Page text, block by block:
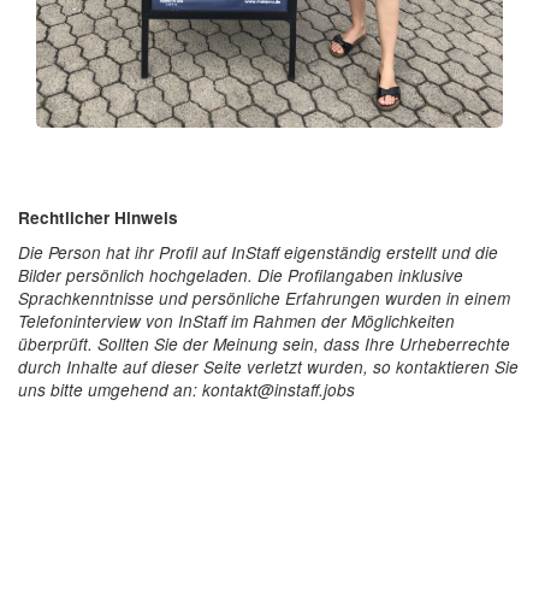
Rechtlicher Hinweis
Die Person hat ihr Profil auf InStaff eigenständig erstellt und die
Bilder persönlich hochgeladen. Die Profilangaben inklusive
Sprachkenntnisse und persönliche Erfahrungen wurden in einem
Telefoninterview von InStaff im Rahmen der Möglichkeiten
überprüft. Sollten Sie der Meinung sein, dass Ihre Urheberrechte
durch Inhalte auf dieser Seite verletzt wurden, so kontaktieren Sie
uns bitte umgehend an: kontakt@instaff.jobs